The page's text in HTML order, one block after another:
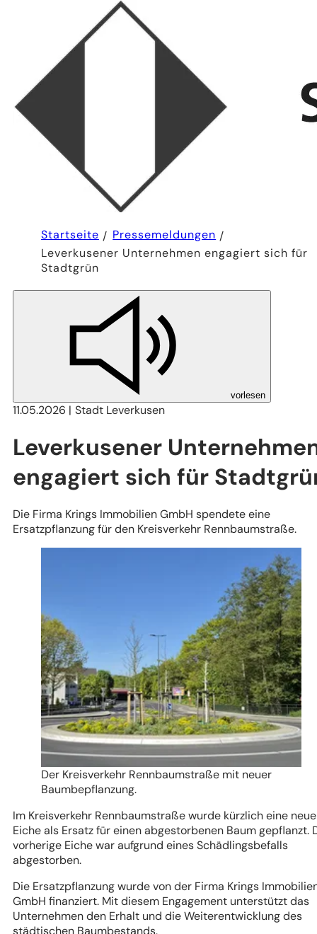
Startseite
Pressemeldungen
Leverkusener Unternehmen engagiert sich für
Stadtgrün
vorlesen
11.05.2026 Stadt Leverkusen
Leverkusener
engagiert sich für
Die Firma Krings Immobilien GmbH spendete eine
Ersatzpflanzung für den Kreisverkehr Rennbaumstraße.
Der Kreisverkehr Rennbaumstraße mit neuer
Baumbepflanzung.
Im Kreisverkehr Rennbaumstraße wurde kürzlich eine neue
Eiche als Ersatz für einen abgestorbenen Baum gepflanzt.
vorherige Eiche war aufgrund eines Schädlingsbefalls
abgestorben.
Die Ersatzpflanzung wurde von der Firma Krings
GmbH finanziert. Mit diesem Engagement unterstützt das
Unternehmen den Erhalt und die Weiterentwicklung des